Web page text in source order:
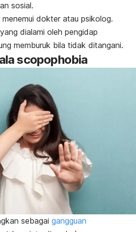
sosial.
dokter atau psikolog.
dialami oleh pengidap
memburuk bila tidak ditangani.
scopophobia
sebagai gangguan